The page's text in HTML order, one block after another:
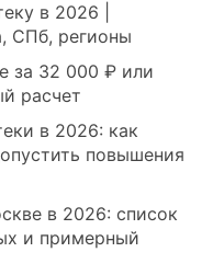
в 2026 |
СПб, регионы
за 32 000 ₽ или
расчет
в 2026: как
повышения
в 2026: список
и примерный